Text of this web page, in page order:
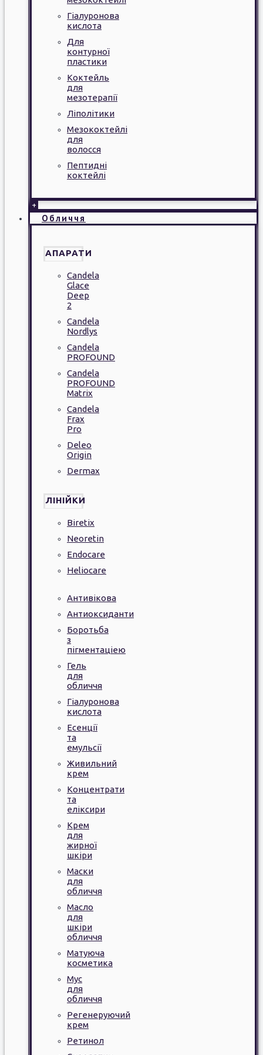
Гіалуронова
кислота
Для
контурної
пластики
Коктейль
для
мезотерапії
Ліполітики
Мезококтейлі
для
волосся
Пептидні
коктейлі
+
Обличчя
АПАРАТИ
Candela
Glace
Deep
2
Candela
Nordlys
Candela
PROFOUND
Candela
PROFOUND
Matrix
Candela
Frax
Pro
Deleo
Origin
Dermax
ЛІНІЙКИ
Biretix
Neoretin
Endocare
Heliocare
Антивікова
Антиоксиданти
Боротьба
з
пігментаціею
Гель
для
обличчя
Гіалуронова
кислота
Есенції
та
емульсії
Живильний
крем
Концентрати
та
еліксири
Крем
для
жирної
шкіри
Маски
для
обличчя
Масло
для
шкіри
обличчя
Матуюча
косметика
Мус
для
обличчя
Регенеруючий
крем
Ретинол